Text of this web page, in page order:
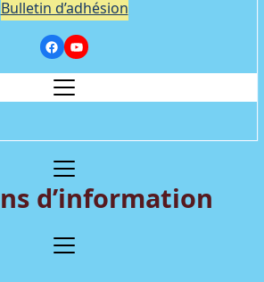
Bulletin d’adhésion
d’information